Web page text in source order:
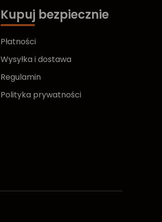
Kupuj bezpiecznie
Płatności
Wysyłka i dostawa
Regulamin
Polityka prywatności